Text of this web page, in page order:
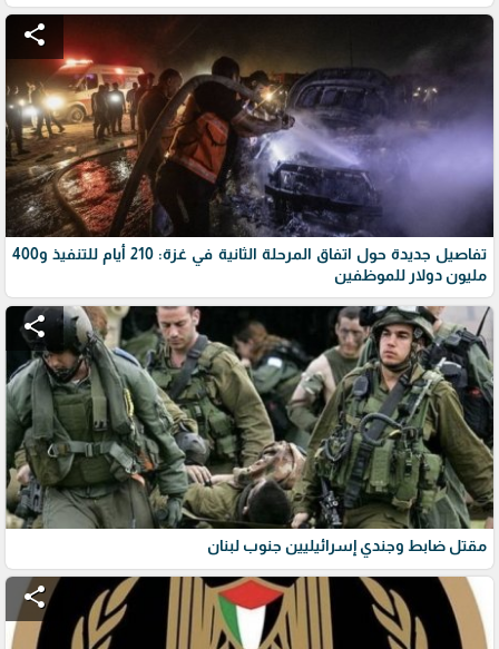
share
تفاصيل جديدة حول اتفاق المرحلة الثانية في غزة: 210 أيام للتنفيذ و400
مليون دولار للموظفين
share
مقتل ضابط وجندي إسرائيليين جنوب لبنان
share